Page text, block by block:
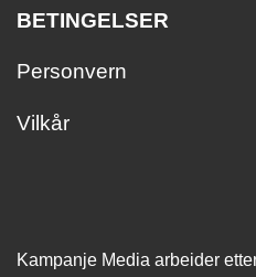
BETINGELSER
Personvern
Vilkår
Kampanje Media arbeider